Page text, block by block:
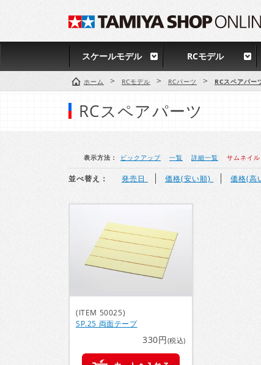
スケールモデル RCモデル
RCスペアパーツ
ホーム > RCモデル > RCパーツ > RCスペアパー
表示方法： ピックアップ 一覧 詳細一覧 サムネイル
並べ替え： 発売日 価格(安い順) 価格(高
(ITEM 50025)
SP.25 両面テープ
330円(税込)